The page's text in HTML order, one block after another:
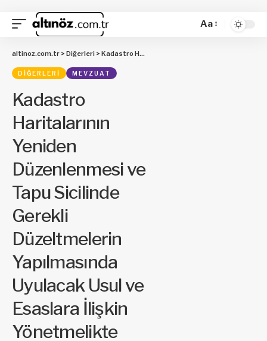
Aa
altinoz.com.tr > Diğerleri > Kadastro Haritalarının Yeniden Düzenlenmesi ve Tapu Sicilinde Gerekli Düzeltmelerin Yapılmasında Uyulacak Usul ve Esaslara İlişkin Yönetmelikte Değişiklik Yapılmasına Dair Yönetmelik
DIĞERLERI MEVZUAT
Kadastro
Haritalarının
Yeniden
Düzenlenmesi ve
Tapu Sicilinde
Gerekli
Düzeltmelerin
Yapılmasında
Uyulacak Usul ve
Esaslara İlişkin
Yönetmelikte